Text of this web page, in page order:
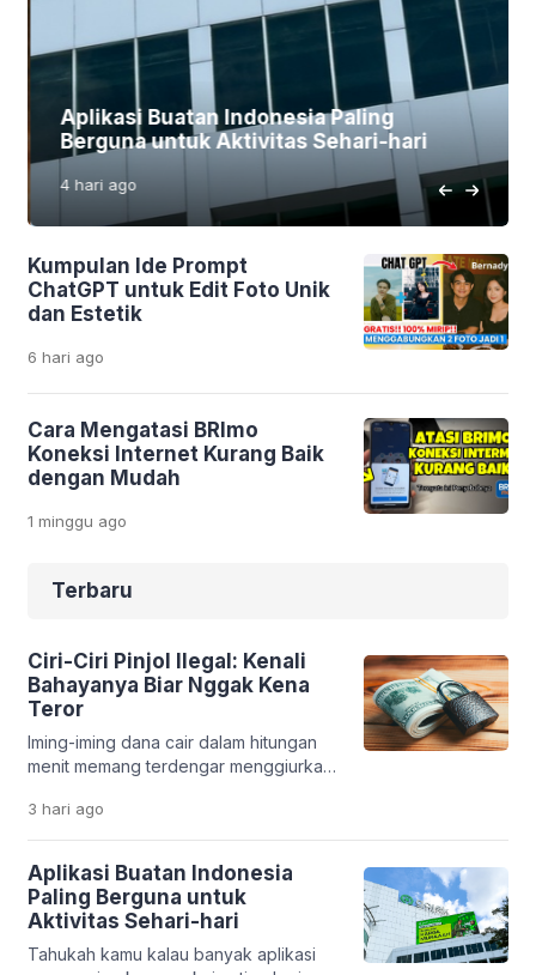
Aplikasi Buatan Indonesia Paling
Berguna untuk Aktivitas Sehari-hari
4 hari ago
Kumpulan Ide Prompt
ChatGPT untuk Edit Foto Unik
dan Estetik
6 hari ago
Cara Mengatasi BRImo
Koneksi Internet Kurang Baik
dengan Mudah
1 minggu ago
Terbaru
Ciri-Ciri Pinjol Ilegal: Kenali
Bahayanya Biar Nggak Kena
Teror
Iming-iming dana cair dalam hitungan
menit memang terdengar menggiurkan.
cepat. Tapi di balik kemudahan itu, ada
jebakan serius yang bisa merusak
kondisi finansial bahkan kehidupan
pribadimu. Fenomena pinjaman online
ilegal makin marak. Banyak aplikasi
bodong yang memanfaatkan situasi
darurat seseorang. Tanpa sadar,
3 hari ago
Aplikasi Buatan Indonesia
Paling Berguna untuk
Aktivitas Sehari-hari
Tahukah kamu kalau banyak aplikasi